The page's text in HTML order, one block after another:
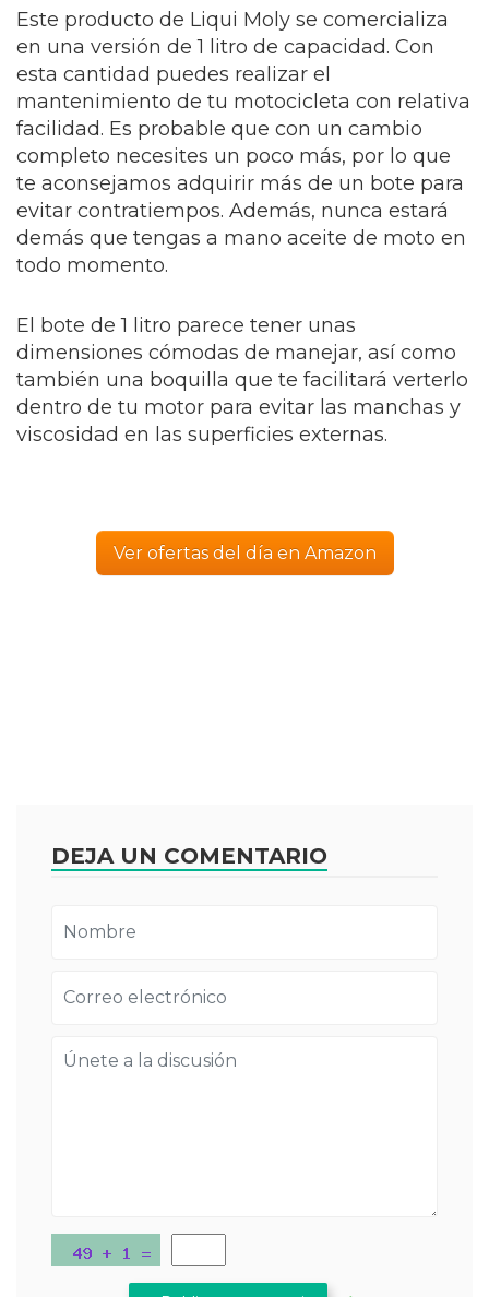
Este producto de Liqui Moly se comercializa
en una versión de 1 litro de capacidad. Con
esta cantidad puedes realizar el
mantenimiento de tu motocicleta con relativa
facilidad. Es probable que con un cambio
completo necesites un poco más, por lo que
te aconsejamos adquirir más de un bote para
evitar contratiempos. Además, nunca estará
demás que tengas a mano aceite de moto en
todo momento.
El bote de 1 litro parece tener unas
dimensiones cómodas de manejar, así como
también una boquilla que te facilitará verterlo
dentro de tu motor para evitar las manchas y
viscosidad en las superficies externas.
Ver ofertas del día en Amazon
DEJA UN COMENTARIO